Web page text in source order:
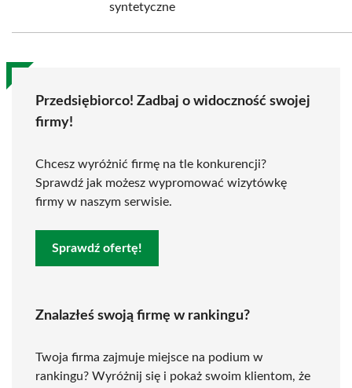
syntetyczne
Przedsiębiorco! Zadbaj o widoczność swojej
firmy!
Chcesz wyróżnić firmę na tle konkurencji?
Sprawdź jak możesz wypromować wizytówkę
firmy w naszym serwisie.
Sprawdź ofertę!
Znalazłeś swoją firmę w rankingu?
Twoja firma zajmuje miejsce na podium w
rankingu? Wyróżnij się i pokaż swoim klientom, że